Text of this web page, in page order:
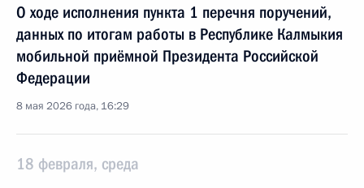
О ходе исполнения пункта 1 перечня поручений,
данных по итогам работы в Республике Калмыкия
мобильной приёмной Президента Российской
Федерации
8 мая 2026 года, 16:29
18 февраля, среда